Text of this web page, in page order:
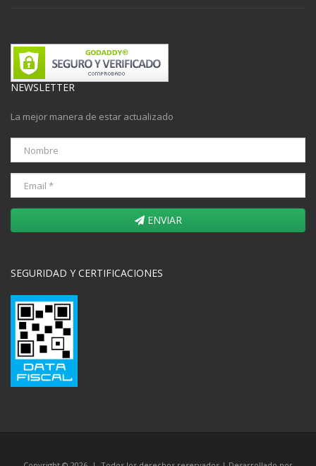
NEWSLETTER
La mejor manera de estar actualizado
ENVIAR
SEGURIDAD Y CERTIFICACIONES